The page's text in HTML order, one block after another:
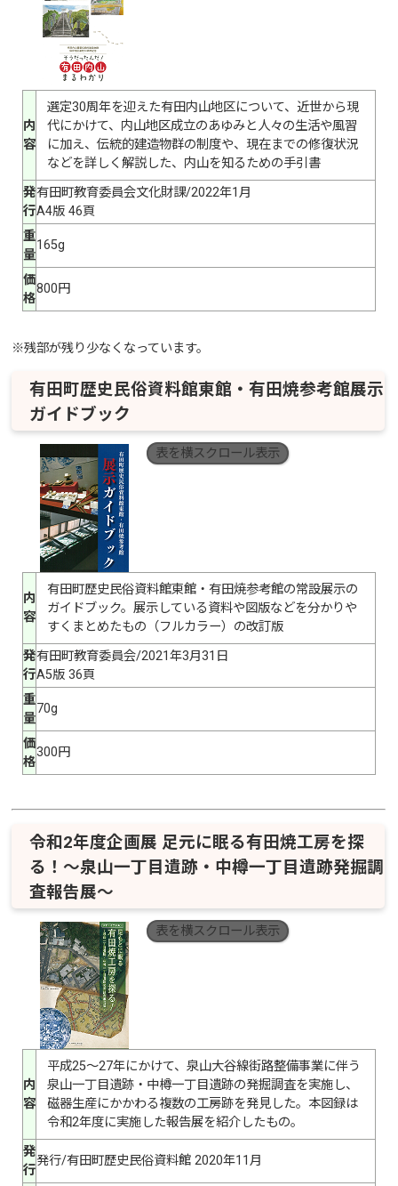
内
容
選定30周年を迎えた有田内山地区について、近世から現
代にかけて、内山地区成立のあゆみと人々の生活や風習
に加え、伝統的建造物群の制度や、現在までの修復状況
などを詳しく解説した、内山を知るための手引書
発
行
有田町教育委員会文化財課/2022年1月
A4版 46頁
重
量
165g
価
格
800円
※残部が残り少なくなっています。
有田町歴史民俗資料館東館・有田焼参考館展示
ガイドブック
表を横スクロール表示
内
容
有田町歴史民俗資料館東館・有田焼参考館の常設展示の
ガイドブック。展示している資料や図版などを分かりや
すくまとめたもの（フルカラー）の改訂版
発
行
有田町教育委員会/2021年3月31日
A5版 36頁
重
量
70g
価
格
300円
令和2年度企画展 足元に眠る有田焼工房を探
る！～泉山一丁目遺跡・中樽一丁目遺跡発掘調
査報告展～
表を横スクロール表示
内
容
平成25～27年にかけて、泉山大谷線街路整備事業に伴う
泉山一丁目遺跡・中樽一丁目遺跡の発掘調査を実施し、
磁器生産にかかわる複数の工房跡を発見した。本図録は
令和2年度に実施した報告展を紹介したもの。
発
行
発行/有田町歴史民俗資料館 2020年11月